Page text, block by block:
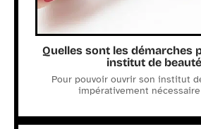
Quelles sont les démarches
institut de
Pour pouvoir ouvrir son institut
impérativement